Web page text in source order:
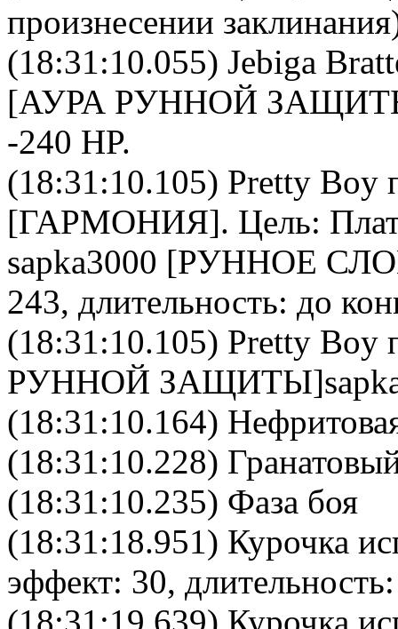
произнесении
(18:31:10.055) Jebiga
[АУРА РУННОЙ
-240 HP.
(18:31:10.105) Pretty Boy
[ГАРМОНИЯ]. Цель:
sapka3000 [РУННОЕ
243, длительность: до
(18:31:10.105) Pretty Boy
РУННОЙ ЗАЩИТЫ]
(18:31:10.164)
(18:31:10.228)
(18:31:10.235) Фаза боя
(18:31:18.951) Курочка
эффект: 30,
(18:31:19.639) Курочка